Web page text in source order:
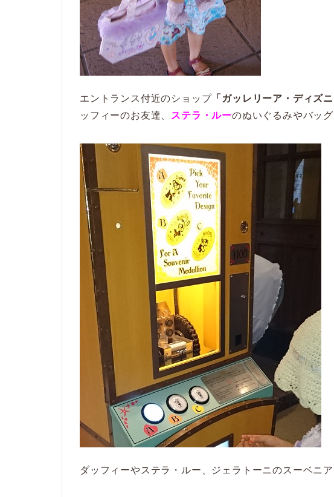
エントランス付近のショップ「ガッレリーア・ディズニ
ッフィーのお友達、
ステラ・ルーのぬいぐるみやバッ
ダッフィーやステラ・ルー、ジェラトーニのスーベニ